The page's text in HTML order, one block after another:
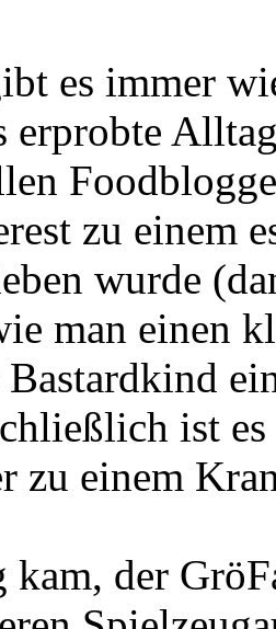
es immer
erprobte
zu einem
wurde
man einen
Bastardkind
ist
zu einem
kam, der